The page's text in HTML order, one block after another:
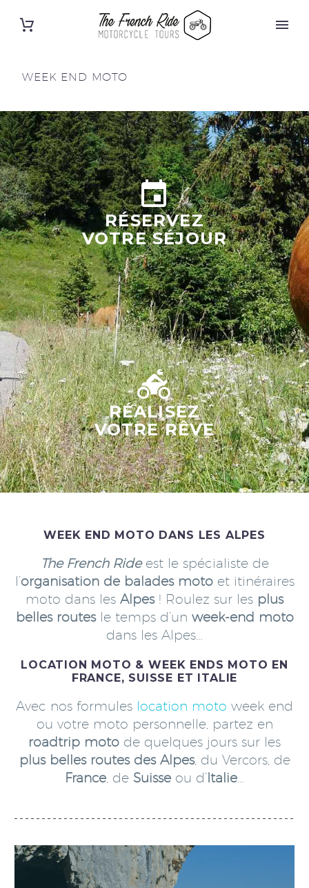
WEEK END MOTO


RÉSERVEZ
VOTRE SÉJOUR


RÉALISEZ
VOTRE RÊVE
WEEK END MOTO DANS LES ALPES
The French Rideest le spécialiste de
l’organisation de balades motoet itinéraires
moto dans les Alpes! Roulez sur les plus
belles routesle temps d’un week-end moto
dans les Alpes…
LOCATION MOTO & WEEK ENDS MOTO EN
FRANCE, SUISSE ET ITALIE
Avec nos formules location moto week end
ou votre moto personnelle, partez en
roadtrip moto de quelques jours sur les
plus belles routes des Alpes, du Vercors, de
France , de Suisse ou d’Italie